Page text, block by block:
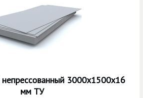
3000х1500х16
мм ТУ